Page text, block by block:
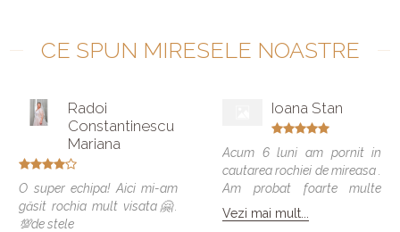
CE SPUN MIRESELE NOASTRE
Radoi
Constantinescu
Mariana
O super echipa! Aici mi-am
găsit rochia mult visata🤗.
💯de stele
Ioana Stan
Acum 6 luni am pornit in
cautarea rochiei de mireasa .
Am probat foarte multe
modele si vreau sa spun ca
toate veneau bine , dar
Vezi mai mult...